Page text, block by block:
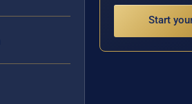
Start